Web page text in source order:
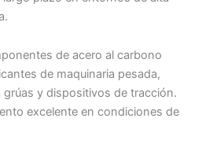
de acero al carbono
de maquinaria pesada,
y dispositivos de tracción.
excelente en condiciones de